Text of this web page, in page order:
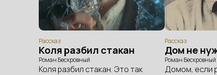
Рассказ
Коля разбил стакан
Роман Бескровный
Коля разбил стакан. Это так
Рассказ
Дом не
Роман Бескровный
Домом, если